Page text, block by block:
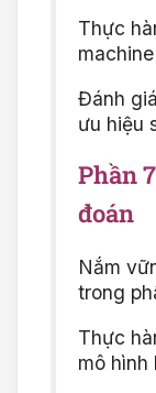
Thực
Đánh
ưu hiệu
Phần
đoán
Nắm
trong
Thực
mô hình